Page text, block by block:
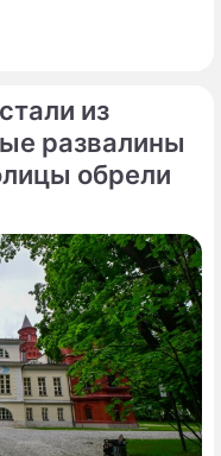
из
развалины
обрели